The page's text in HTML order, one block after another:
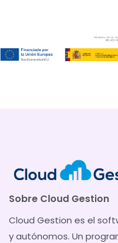
Sobre Cloud Gestion
Cloud Gestion es el
y autónomos. Un